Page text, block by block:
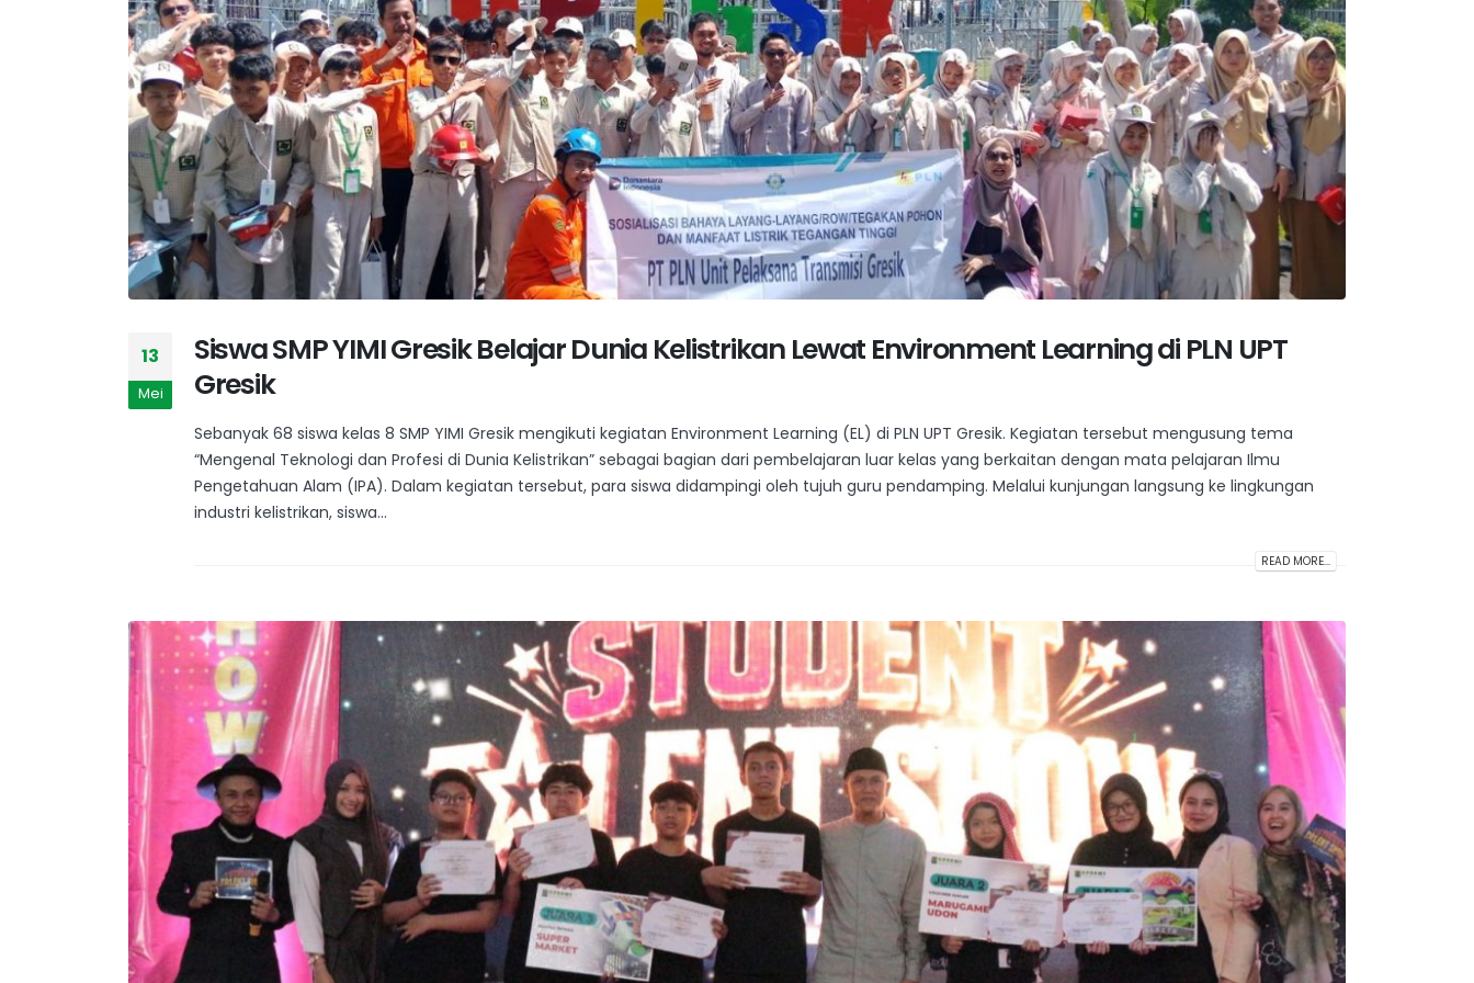
13
Mei
Siswa SMP YIMI Gresik Belajar Dunia Kelistrikan Lewat Environment Learning di PLN UPT
Gresik
Sebanyak 68 siswa kelas 8 SMP YIMI Gresik mengikuti kegiatan Environment Learning (EL) di PLN UPT Gresik. Kegiatan tersebut mengusung tema
“Mengenal Teknologi dan Profesi di Dunia Kelistrikan” sebagai bagian dari pembelajaran luar kelas yang berkaitan dengan mata pelajaran Ilmu
Pengetahuan Alam (IPA). Dalam kegiatan tersebut, para siswa didampingi oleh tujuh guru pendamping. Melalui kunjungan langsung ke lingkungan
industri kelistrikan, siswa...
READ MORE...